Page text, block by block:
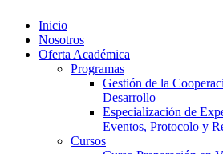
Inicio
Nosotros
Oferta Académica
Programas
Gestión de la
Desarrollo
Especialización de
Eventos, Protocolo y
Cursos